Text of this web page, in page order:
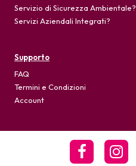
Servizio di Sicurezza Ambientale?
Servizi Aziendali Integrati?
Supporto
FAQ
Termini e Condizioni
Account